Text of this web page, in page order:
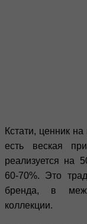
Кстати, ценник
есть веская
реализуется на
60-70%. Это
бренда, в
коллекции.